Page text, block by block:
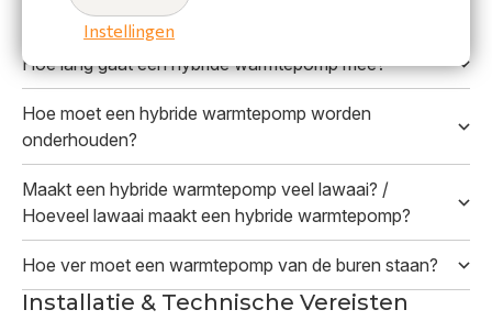
Geluid, Onderhoud & Levensduur
Hoe lang gaat een hybride warmtepomp mee?
Hoe moet een hybride warmtepomp worden
onderhouden?
Maakt een hybride warmtepomp veel lawaai? /
Hoeveel lawaai maakt een hybride warmtepomp?
Hoe ver moet een warmtepomp van de buren staan?
Installatie & Technische Vereisten
Instellingen